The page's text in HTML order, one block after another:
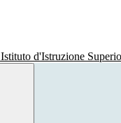
Istituto d'Istruzione